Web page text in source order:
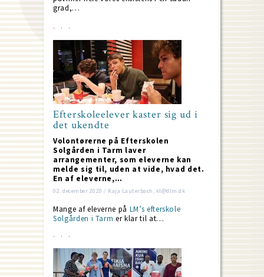
grad,…
Efterskoleelever kaster sig ud i
det ukendte
Volontørerne på Efterskolen
Solgården i Tarm laver
arrangementer, som eleverne kan
melde sig til, uden at vide, hvad det.
En af eleverne,…
02. december 2020 / Kaja Lauterbach, kl@dlm.dk
Mange af eleverne på LM’s efterskole
Solgården i Tarm er klar til at…